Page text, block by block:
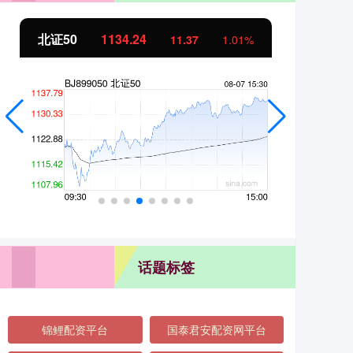
北证50 1134.24 11.37 1.01%
话题标签
锦鲤配资平台 国泰君安配资网平台